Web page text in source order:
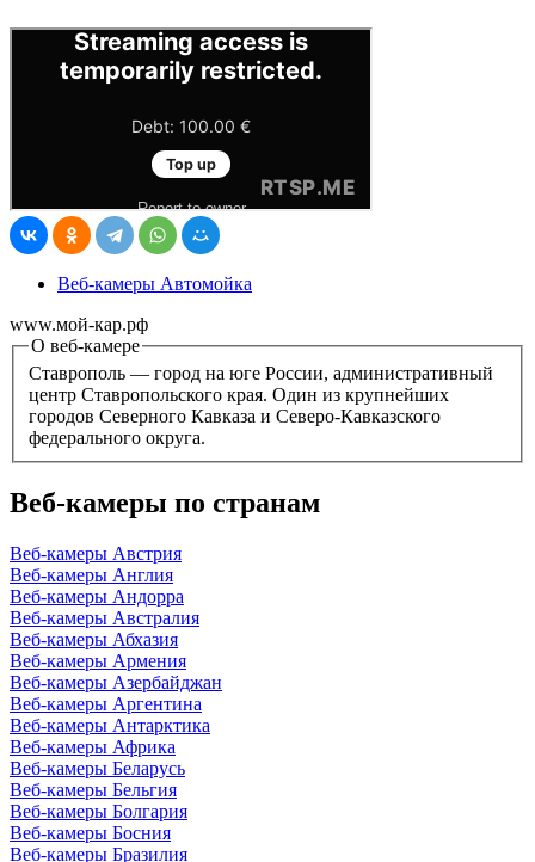
Веб-камеры Автомойка
www.мой-кар.рф
О веб-камере
Ставрополь — город на юге России, административный
центр Ставропольского края. Один из крупнейших
городов Северного Кавказа и Северо-Кавказского
федерального округа.
Веб-камеры по странам
Веб-камеры Австрия
Веб-камеры Англия
Веб-камеры Андорра
Веб-камеры Австралия
Веб-камеры Абхазия
Веб-камеры Армения
Веб-камеры Азербайджан
Веб-камеры Аргентина
Веб-камеры Антарктика
Веб-камеры Африка
Веб-камеры Беларусь
Веб-камеры Бельгия
Веб-камеры Болгария
Веб-камеры Босния
Веб-камеры Бразилия